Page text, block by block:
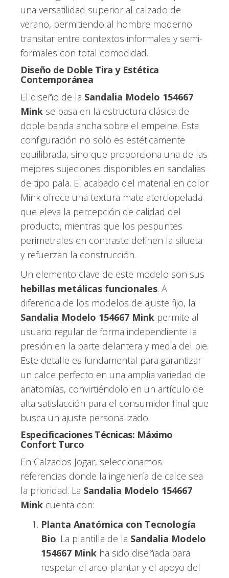
una versatilidad superior al calzado de
verano, permitiendo al hombre moderno
transitar entre contextos informales y semi-
formales con total comodidad.
Diseño de Doble Tira y Estética
Contemporánea
El diseño de la Sandalia Modelo 154667
Mink se basa en la estructura clásica de
doble banda ancha sobre el empeine. Esta
configuración no solo es estéticamente
equilibrada, sino que proporciona una de las
mejores sujeciones disponibles en sandalias
de tipo pala. El acabado del material en color
Mink ofrece una textura mate aterciopelada
que eleva la percepción de calidad del
producto, mientras que los pespuntes
perimetrales en contraste definen la silueta
y refuerzan la construcción.
Un elemento clave de este modelo son sus
hebillas metálicas funcionales. A
diferencia de los modelos de ajuste fijo, la
Sandalia Modelo 154667 Mink permite al
usuario regular de forma independiente la
presión en la parte delantera y media del pie.
Este detalle es fundamental para garantizar
un calce perfecto en una amplia variedad de
anatomías, convirtiéndolo en un artículo de
alta satisfacción para el consumidor final que
busca un ajuste personalizado.
Especificaciones Técnicas: Máximo
Confort Turco
En Calzados Jogar, seleccionamos
referencias donde la ingeniería de calce sea
la prioridad. La Sandalia Modelo 154667
Mink cuenta con:
Planta Anatómica con Tecnología
Bio: La plantilla de la Sandalia Modelo
154667 Mink ha sido diseñada para
respetar el arco plantar y el apoyo del